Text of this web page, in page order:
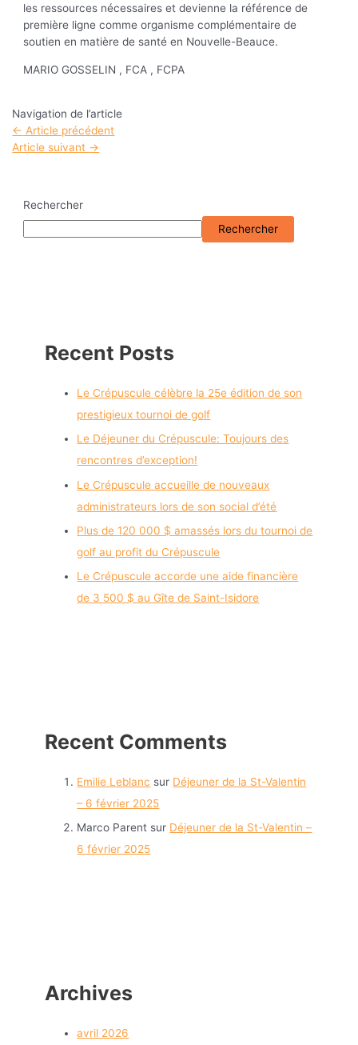
les ressources nécessaires et devienne la référence de
première ligne comme organisme complémentaire de
soutien en matière de santé en Nouvelle-Beauce.
MARIO GOSSELIN , FCA , FCPA
Navigation de l’article
← Article précédent
Article suivant →
Rechercher
Rechercher
Recent Posts
Le Crépuscule célèbre la 25e édition de son
prestigieux tournoi de golf
Le Déjeuner du Crépuscule: Toujours des
rencontres d’exception!
Le Crépuscule accueille de nouveaux
administrateurs lors de son social d’été
Plus de 120 000 $ amassés lors du tournoi de
golf au profit du Crépuscule
Le Crépuscule accorde une aide financière
de 3 500 $ au Gîte de Saint-Isidore
Recent Comments
Emilie Leblanc sur Déjeuner de la St-Valentin
– 6 février 2025
Marco Parent sur Déjeuner de la St-Valentin –
6 février 2025
Archives
avril 2026